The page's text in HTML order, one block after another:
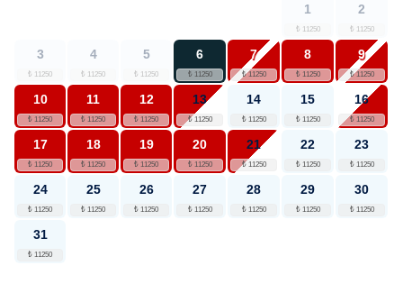
1 2
3 4 5 6 7 8 9
10 11 12 13 14 15 16
17 18 19 20 21 22 23
24 25 26 27 28 29 30
31